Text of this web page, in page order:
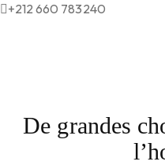
+212 660 783240
De grandes